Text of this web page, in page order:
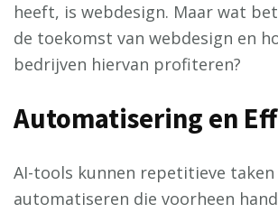
heeft, is webdesign. Maar wat
de toekomst van webdesign en
bedrijven hiervan profiteren?
Automatisering en
AI-tools kunnen repetitieve taken
automatiseren die voorheen